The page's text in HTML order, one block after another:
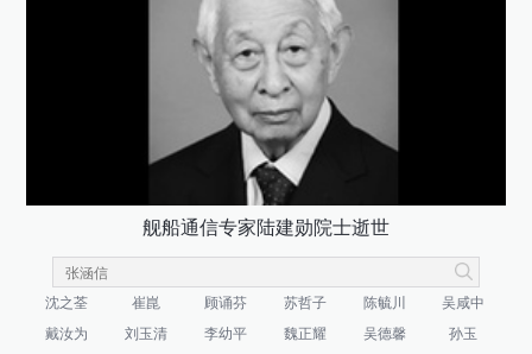
舰船通信专家陆建勋院士逝世
沈之荃 崔崑 顾诵芬 苏哲子 陈毓川
吴咸中
戴汝为
刘玉清 李幼平 魏正耀 吴德馨 孙玉